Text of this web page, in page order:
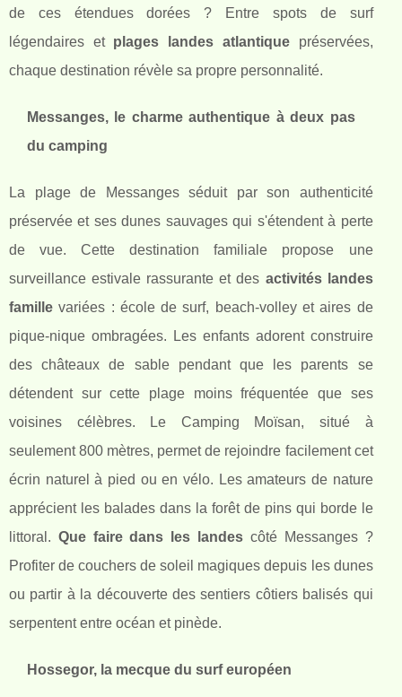
de ces étendues dorées ? Entre spots de surf
légendaires et plages landes atlantiquepréservées,
chaque destination révèle sa propre personnalité.
Messanges, le charme authentique à deux pas
du camping
La plage de Messanges séduit par son authenticité
préservée et ses dunes sauvages qui s'étendent à perte
de vue. Cette destination familiale propose une
surveillance estivale rassurante et des activités landes
famille variées : école de surf, beach-volley et aires de
pique-nique ombragées. Les enfants adorent construire
des châteaux de sable pendant que les parents se
détendent sur cette plage moins fréquentée que ses
voisines célèbres. Le Camping Moïsan, situé à
seulement 800 mètres, permet de rejoindre facilement cet
écrin naturel à pied ou en vélo. Les amateurs de nature
apprécient les balades dans la forêt de pins qui borde le
littoral. Que faire dans les landes côté Messanges ?
Profiter de couchers de soleil magiques depuis les dunes
ou partir à la découverte des sentiers côtiers balisés qui
serpentent entre océan et pinède.
Hossegor, la mecque du surf européen